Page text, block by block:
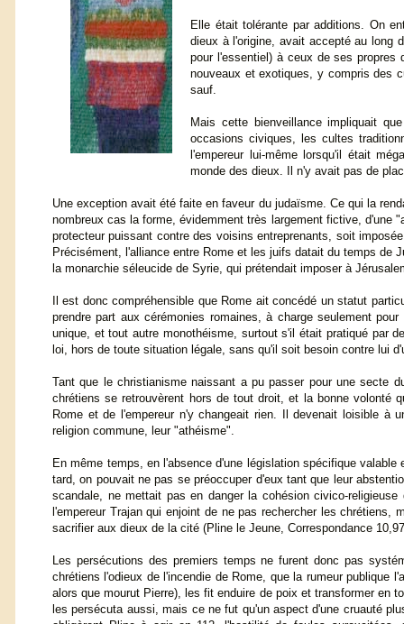
Elle était tolérante par additions. On
dieux à l'origine, avait accepté au long
pour l'essentiel) à ceux de ses
nouveaux et exotiques, y compris des
sauf.
Mais cette bienveillance impliquait
occasions civiques, les cultes
l'empereur lui-même lorsqu'il était
monde des dieux. Il n'y avait pas de
Une exception avait été faite en faveur du judaïsme. Ce qui la
nombreux cas la forme, évidemment très largement fictive, d'une
protecteur puissant contre des voisins entreprenants, soit
Précisément, l'alliance entre Rome et les juifs datait du temps de
la monarchie séleucide de Syrie, qui prétendait imposer à
Il est donc compréhensible que Rome ait concédé un statut
prendre part aux cérémonies romaines, à charge seulement
unique, et tout autre monothéisme, surtout s'il était pratiqué par
loi, hors de toute situation légale, sans qu'il soit besoin contre lui
Tant que le christianisme naissant a pu passer pour une secte
chrétiens se retrouvèrent hors de tout droit, et la bonne volonté
Rome et de l'empereur n'y changeait rien. Il devenait loisible à
religion commune, leur "athéisme".
En même temps, en l'absence d'une législation spécifique
tard, on pouvait ne pas se préoccuper d'eux tant que leur
scandale, ne mettait pas en danger la cohésion civico-
l'empereur Trajan qui enjoint de ne pas rechercher les
sacrifier aux dieux de la cité (Pline le Jeune, Correspondance
Les persécutions des premiers temps ne furent donc pas
chrétiens l'odieux de l'incendie de Rome, que la rumeur
alors que mourut Pierre), les fit enduire de poix et transformer en
les persécuta aussi, mais ce ne fut qu'un aspect d'une cruauté